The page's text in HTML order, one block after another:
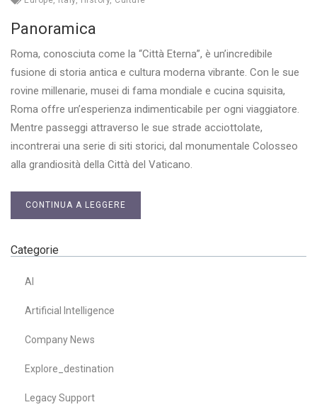
Panoramica
Roma, conosciuta come la “Città Eterna”, è un’incredibile
fusione di storia antica e cultura moderna vibrante. Con le sue
rovine millenarie, musei di fama mondiale e cucina squisita,
Roma offre un’esperienza indimenticabile per ogni viaggiatore.
Mentre passeggi attraverso le sue strade acciottolate,
incontrerai una serie di siti storici, dal monumentale Colosseo
alla grandiosità della Città del Vaticano.
CONTINUA A LEGGERE
Categorie
AI
Artificial Intelligence
Company News
Explore_destination
Legacy Support